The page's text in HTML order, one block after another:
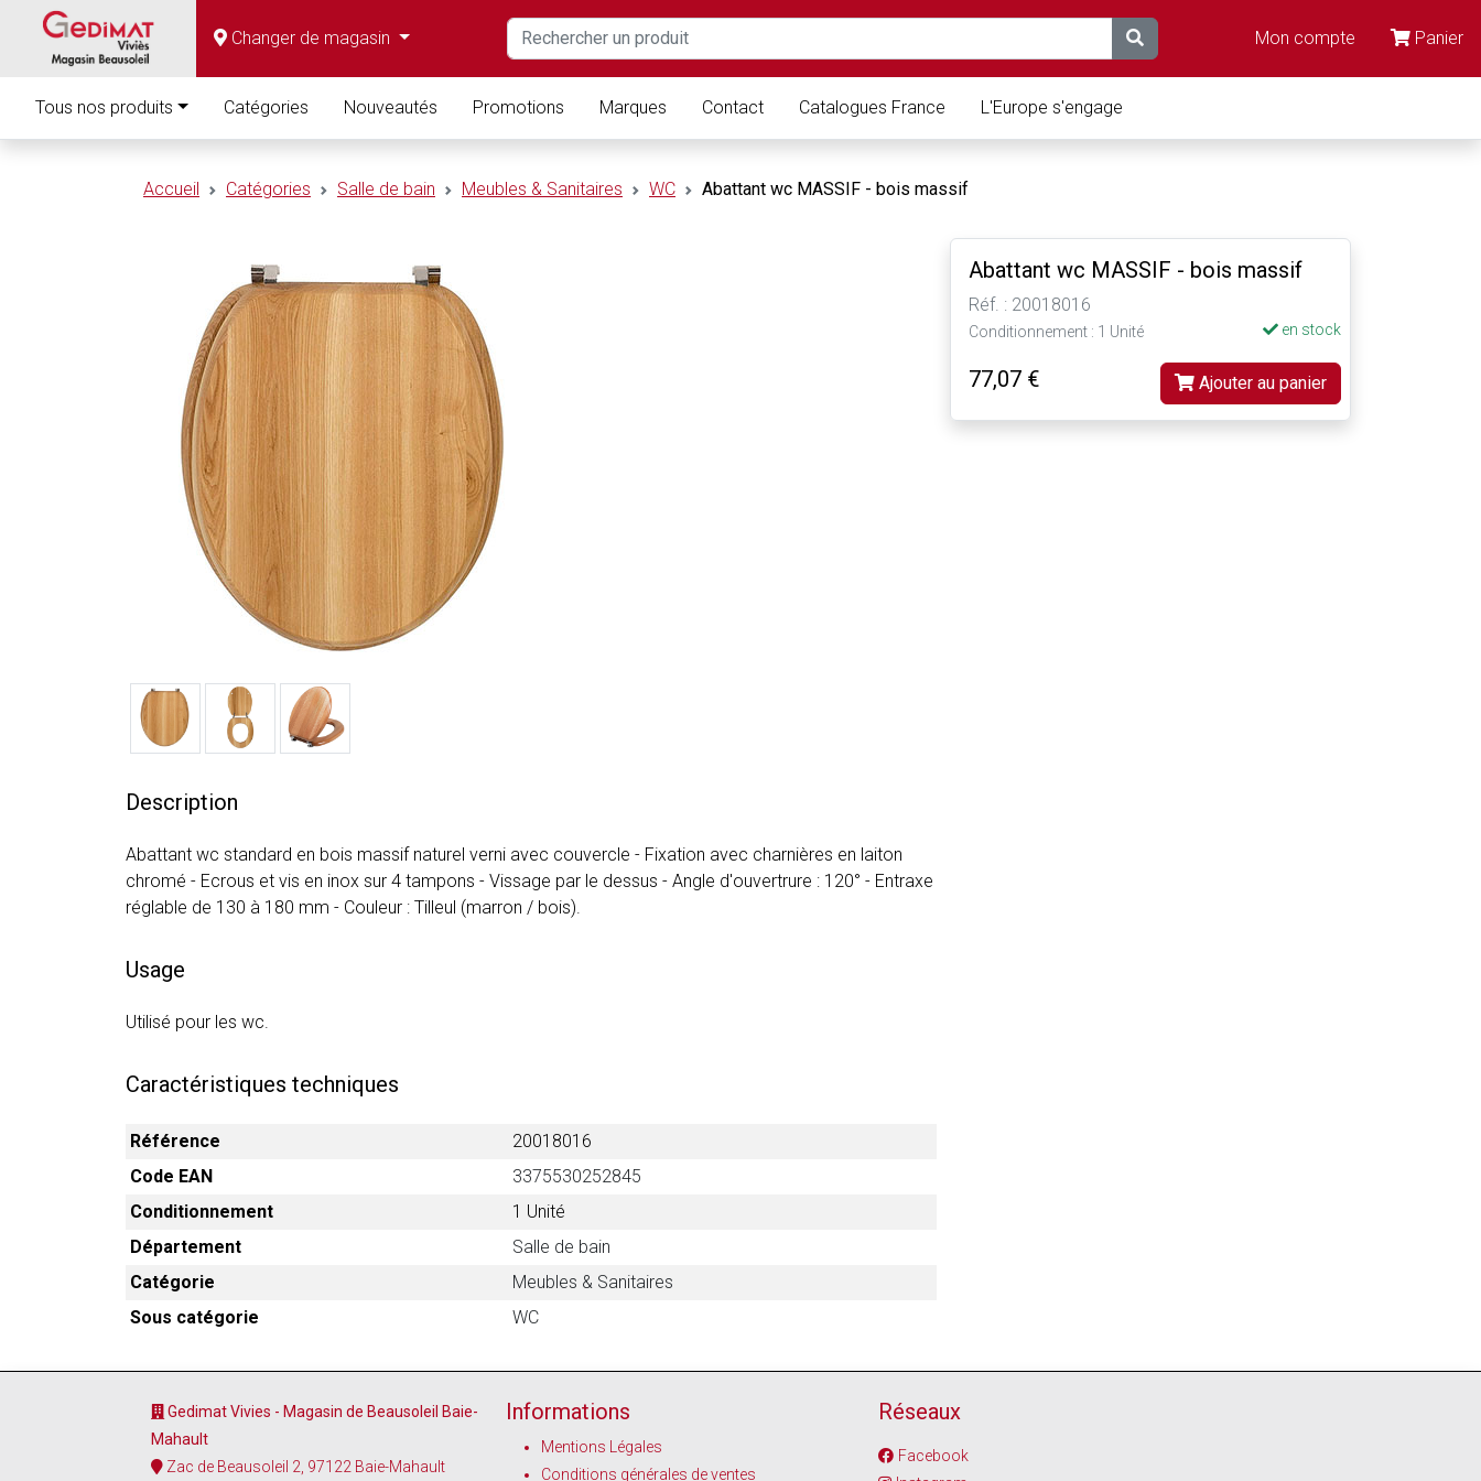
Changer de magasin Mon compte Panier
Tous nos produits Catégories Nouveautés Promotions Marques Contact Catalogues France L'Europe s'engage
Accueil Catégories Salle de bain Meubles & Sanitaires WC Abattant wc MASSIF - bois massif
Description
Abattant wc standard en bois massif naturel verni avec couvercle - Fixation avec charnières en laiton
chromé - Ecrous et vis en inox sur 4 tampons - Vissage par le dessus - Angle d'ouvertrure : 120° - Entraxe
réglable de 130 à 180 mm - Couleur : Tilleul (marron / bois).
Usage
Utilisé pour les wc.
Caractéristiques techniques
Référence
20018016
Code EAN
3375530252845
Conditionnement
1 Unité
Département
Salle de bain
Catégorie
Meubles & Sanitaires
Sous catégorie
WC
Abattant wc MASSIF - bois massif
Réf. : 20018016
Conditionnement : 1 Unité en stock
Ajouter au panier
77,07 €
Gedimat Vivies - Magasin de Beausoleil Baie-
Mahault
Zac de Beausoleil 2, 97122 Baie-Mahault
Informations
Mentions Légales
Conditions générales de ventes
Réseaux
Facebook